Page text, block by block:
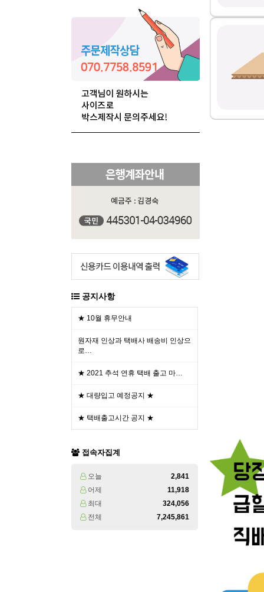
공지사항
★ 10월 휴무안내
원자재 인상과 택배사 배송비 인상으
로…
★ 2021 추석 연휴 택배 출고 마…
★ 대량입고 예정공지 ★
★ 택배출고시간 공지 ★
접속자집계
오늘
2,841
어제
11,918
최대
324,056
전체
7,245,861